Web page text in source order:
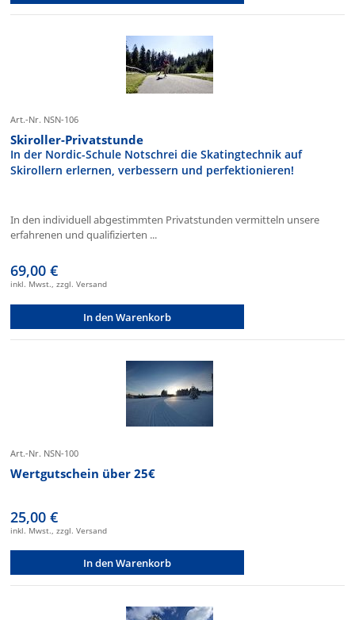
Art.-Nr. NSN-106
Skiroller-Privatstunde
In der Nordic-Schule Notschrei die Skatingtechnik auf
Skirollern erlernen, verbessern und perfektionieren!
In den individuell abgestimmten Privatstunden vermitteln unsere
erfahrenen und qualifizierten ...
69,00 €
inkl. Mwst., zzgl. Versand
In den Warenkorb
Art.-Nr. NSN-100
Wertgutschein über 25€
25,00 €
inkl. Mwst., zzgl. Versand
In den Warenkorb